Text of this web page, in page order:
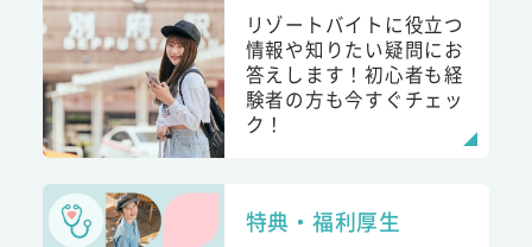
リゾートバイトに役立つ
情報や知りたい疑問にお
答えします！初心者も経
験者の方も今すぐチェッ
ク！
特典・福利厚生